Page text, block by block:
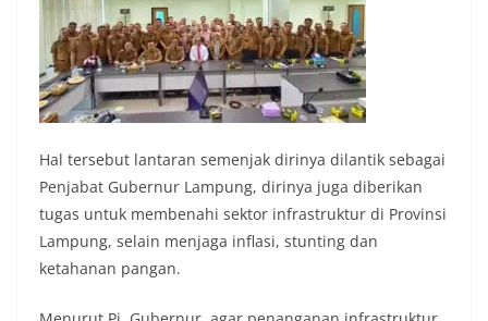
Hal tersebut lantaran semenjak dirinya dilantik sebagai
Penjabat Gubernur Lampung, dirinya juga diberikan
tugas untuk membenahi sektor infrastruktur di Provinsi
Lampung, selain menjaga inflasi, stunting dan
ketahanan pangan.